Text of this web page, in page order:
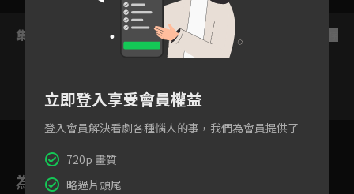
集數列表
14 15 16 17 18
為您推薦
立即登入享受會員權益
登入會員解決看劇各種惱人的事，我們為會員提供了
720p 畫質
略過片頭尾